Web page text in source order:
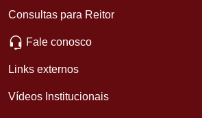
Consultas para Reitor
Fale conosco
Links externos
Vídeos Institucionais